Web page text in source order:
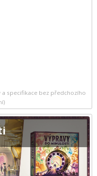
specifikace bez předchozího